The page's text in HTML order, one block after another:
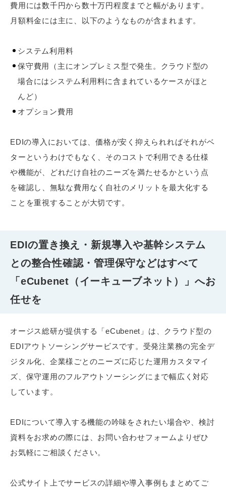
費用には数千円から数十万円程度までと幅があります。
月額料金には主に、以下のようなものが含まれます。
システム利用料
保守費用（主にオンプレミス型で発生。クラウド型の
場合にはシステム利用料に含まれているケースがほと
んど）
オプション費用
EDIの導入においては、価格が安く抑えられればそれがベ
ターというわけでもなく、そのコストで利用できる仕様
や機能が、どれだけ自社のニーズを満たせるかという点
を確認し、無駄な費用なく自社のメリットを最大化する
ことを重視することが大切です。
EDIの置き換え・新規導入や基幹システム
との整合性確認・管理保守などはすべて
「eCubenet（イーキューブネット）」へお
任せを
オージス総研が提供する「eCubenet」は、クラウド型の
EDIアウトソーシングサービスです。受発注業務の完全デ
ジタル化、企業様ごとのニーズに応じた運用カスタマイ
ズ、保守運用のフルアウトソーシングにまで幅広く対応
しています。
EDIについて導入する機能の吟味をされたい場合や、検討
資料をお求めの際には、お問い合わせフォームよりぜひ
お気軽にご相談ください。
公式サイト上でサービスの詳細や導入事例もまとめてご